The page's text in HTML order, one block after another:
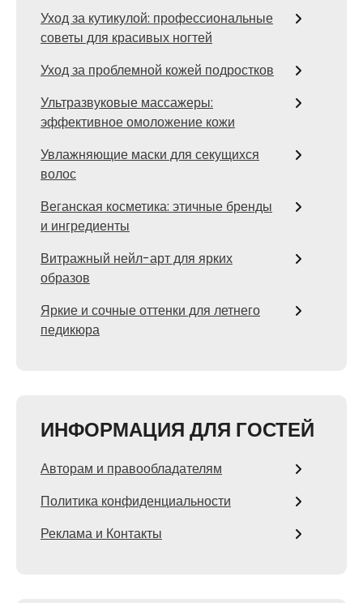
Уход за кутикулой: профессиональные
советы для красивых ногтей
Уход за проблемной кожей подростков
Ультразвуковые массажеры:
эффективное омоложение кожи
Увлажняющие маски для секущихся
волос
Веганская косметика: этичные бренды
и ингредиенты
Витражный нейл-арт для ярких
образов
Яркие и сочные оттенки для летнего
педикюра
ИНФОРМАЦИЯ ДЛЯ ГОСТЕЙ
Авторам и правообладателям
Политика конфиденциальности
Реклама и Контакты